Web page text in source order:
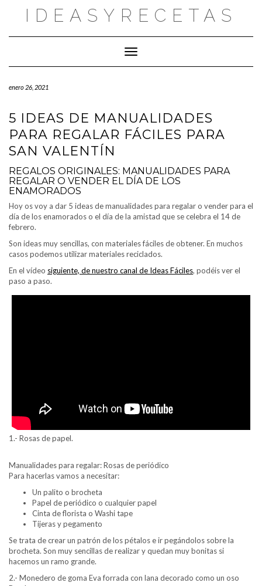
IDEASYRECETAS
Cambiar modo de navegación
enero 26, 2021
5 IDEAS DE MANUALIDADES
PARA REGALAR FÁCILES PARA
SAN VALENTÍN
REGALOS ORIGINALES: MANUALIDADES PARA
REGALAR O VENDER EL DÍA DE LOS
ENAMORADOS
Hoy os voy a dar 5 ideas de manualidades para regalar o vender para el
día de los enamorados o el día de la amistad que se celebra el 14 de
febrero.
Son ideas muy sencillas, con materiales fáciles de obtener. En muchos
casos podemos utilizar materiales reciclados.
En el vídeo siguiente, de nuestro canal de Ideas Fáciles, podéis ver el
paso a paso.
1.- Rosas de papel.
Manualidades para regalar: Rosas de periódico
Para hacerlas vamos a necesitar:
Un palito o brocheta
Papel de periódico o cualquier papel
Cinta de florista o Washi tape
Tijeras y pegamento
Se trata de crear un patrón de los pétalos e ir pegándolos sobre la
brocheta. Son muy sencillas de realizar y quedan muy bonitas si
hacemos un ramo grande.
2.- Monedero de goma Eva forrada con lana decorado como un oso